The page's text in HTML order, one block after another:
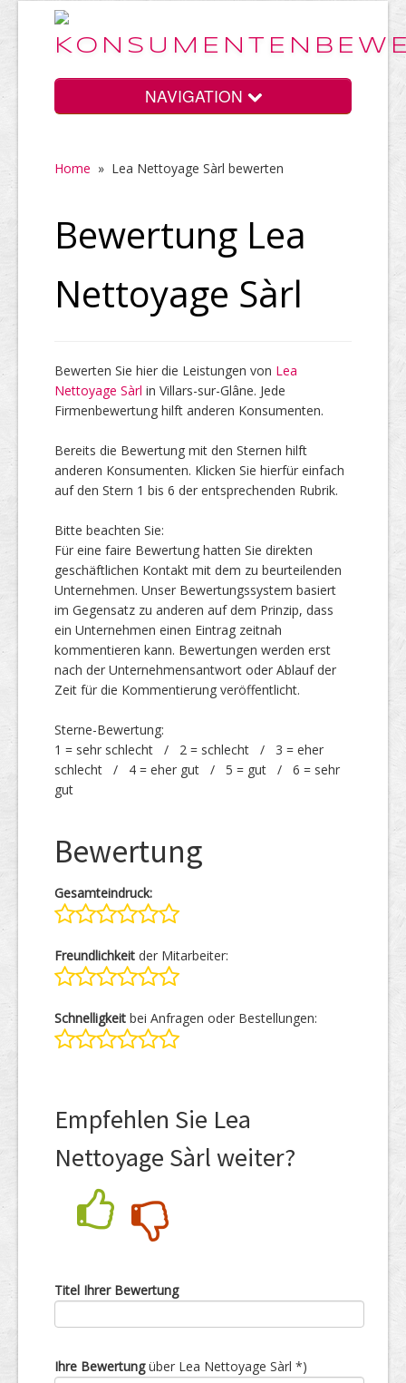
NAVIGATION
Home
Vorteile
HELP Awards
Top Firmen
Über uns
Home » Lea Nettoyage Sàrl bewerten
Bewertung Lea
Nettoyage Sàrl
Bewerten Sie hier die Leistungen von Lea
Nettoyage Sàrl in Villars-sur-Glâne. Jede
Firmenbewertung hilft anderen Konsumenten.
Bereits die Bewertung mit den Sternen hilft
anderen Konsumenten. Klicken Sie hierfür einfach
auf den Stern 1 bis 6 der entsprechenden Rubrik.
Bitte beachten Sie:
Für eine faire Bewertung hatten Sie direkten
geschäftlichen Kontakt mit dem zu beurteilenden
Unternehmen. Unser Bewertungssystem basiert
im Gegensatz zu anderen auf dem Prinzip, dass
ein Unternehmen einen Eintrag zeitnah
kommentieren kann. Bewertungen werden erst
nach der Unternehmensantwort oder Ablauf der
Zeit für die Kommentierung veröffentlicht.
Sterne-Bewertung:
1 = sehr schlecht / 2 = schlecht / 3 = eher
schlecht / 4 = eher gut / 5 = gut / 6 = sehr
gut
Bewertung
Gesamteindruck:
Freundlichkeit der Mitarbeiter:
Schnelligkeit bei Anfragen oder Bestellungen:
Empfehlen Sie Lea
Nettoyage Sàrl weiter?
Titel Ihrer Bewertung
Ihre Bewertungüber Lea Nettoyage Sàrl *)